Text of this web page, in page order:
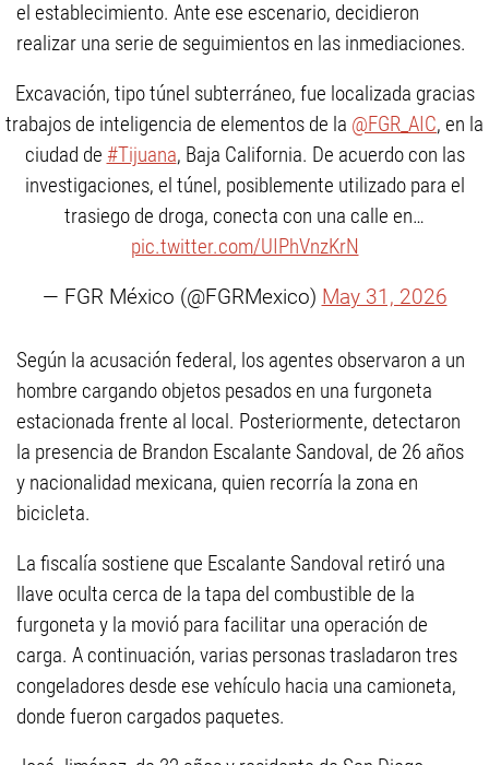
el establecimiento. Ante ese escenario, decidieron
realizar una serie de seguimientos en las inmediaciones.
Excavación, tipo túnel subterráneo, fue localizada gracias
trabajos de inteligencia de elementos de la @FGR_AIC, en la
ciudad de #Tijuana, Baja California. De acuerdo con las
investigaciones, el túnel, posiblemente utilizado para el
trasiego de droga, conecta con una calle en…
pic.twitter.com/UIPhVnzKrN
— FGR México (@FGRMexico) May 31, 2026
Según la acusación federal, los agentes observaron a un
hombre cargando objetos pesados en una furgoneta
estacionada frente al local. Posteriormente, detectaron
la presencia de Brandon Escalante Sandoval, de 26 años
y nacionalidad mexicana, quien recorría la zona en
bicicleta.
La fiscalía sostiene que Escalante Sandoval retiró una
llave oculta cerca de la tapa del combustible de la
furgoneta y la movió para facilitar una operación de
carga. A continuación, varias personas trasladaron tres
congeladores desde ese vehículo hacia una camioneta,
donde fueron cargados paquetes.